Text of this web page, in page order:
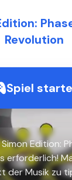
Revolution
Spiel
Edition:
erforderlich!
der Musik zu